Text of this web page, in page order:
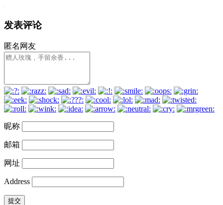
发表评论
匿名网友
昵称
邮箱
网址
Address
提交